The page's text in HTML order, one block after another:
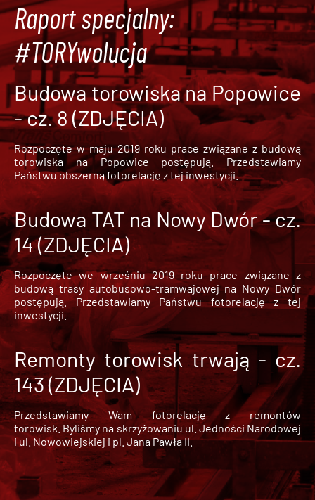
Raport specjalny:
#TORYwolucja
Budowa torowiska na Popowice
- cz. 8 (ZDJĘCIA)
Rozpoczęte w maju 2019 roku prace związane z budową
torowiska na Popowice
postępują. Przedstawiamy
Państwu obszerną fotorelację z tej inwestycji.
Budowa TAT na Nowy Dwór - cz.
14 (ZDJĘCIA)
Rozpoczęte we wrześniu 2019 roku prace związane z
budową trasy autobusowo-tramwajowej na Nowy Dwór
postępują. Przedstawiamy Państwu fotorelację z tej
inwestycji.
Remonty torowisk trwają - cz.
143 (ZDJĘCIA)
Przedstawiamy Wam fotorelację z remontów
torowisk. Byliśmy na skrzyżowaniu ul. Jedności Narodowej
i ul. Nowowiejskiej i pl. Jana Pawła II.